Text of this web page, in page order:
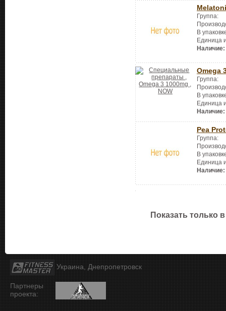
Группа:
В
Единица
Наличие:
Omega
Группа:
В
Единица
Наличие:
Pea
Группа:
В
Единица
Наличие:
Показать только
Украина, Днепропетровск
Партнеры
проекта: